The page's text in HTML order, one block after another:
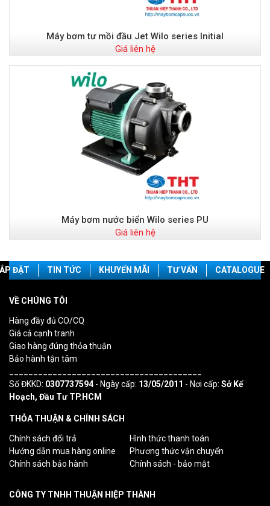
Máy bơm tư mồi đầu Jet Wilo series Initial
Giá liên hệ
Máy bơm nước biển Wilo series PU
Giá liên hệ
ĐẶT TIN TỨC KHUYẾN MÃI TƯ VẤN CATALOGUE
VỀ CHÚNG TÔI
Hàng đầy đủ CO/CQ
Giá cả cạnh tranh
Giao hàng đúng thỏa thuận
Bảo hành tận tâm
Số ĐKKD: 0307737594- Ngày cấp: 13/05/2011 - Nơi cấp: Sở Kế
Hoạch, Đầu Tư TP.HCM
THỎA THUẬN & CHÍNH SÁCH
Chính sách đổi trả
Hình thức thanh toán
Hướng dẫn mua hàng online
Phương thức vận chuyển
Chính sách bảo hành
Chính sách - bảo mật
CÔNG TY TNHH THUẬN HIỆP THÀNH